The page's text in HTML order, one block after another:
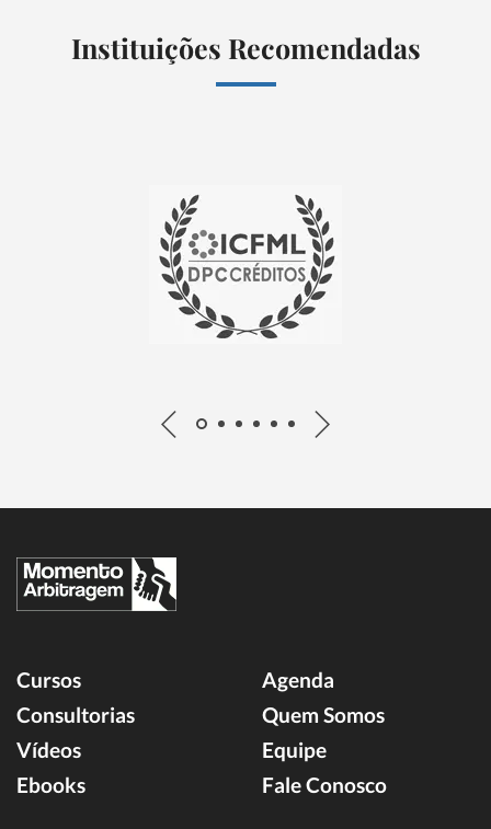
Instituições Recomendadas
Cursos
Consultorias
Vídeos
Ebooks
Agenda
Quem Somos
Equipe
Fale Conosco